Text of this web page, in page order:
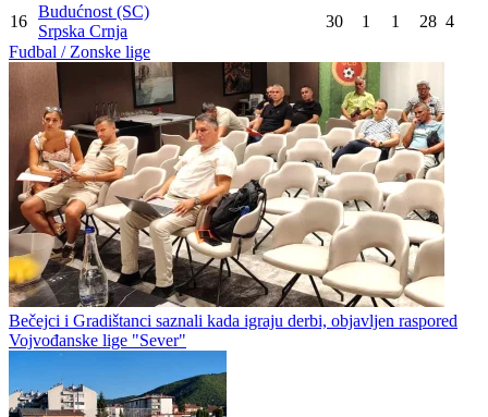
16
Budućnost (SC)
Srpska Crnja
30 1 1 28 4
Fudbal / Zonske lige
Bečejci i Gradištanci saznali kada igraju derbi, objavljen raspored
Vojvođanske lige "Sever"